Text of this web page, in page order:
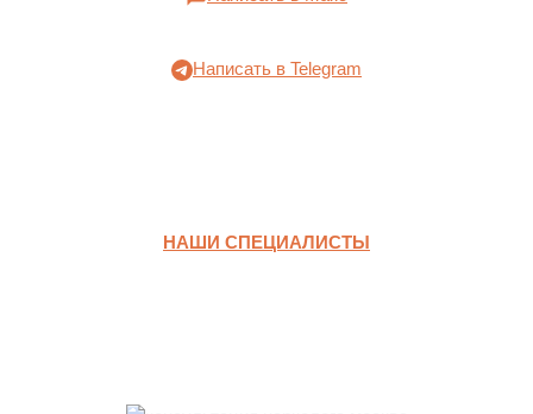
Написать в Telegram
НАШИ СПЕЦИАЛИСТЫ